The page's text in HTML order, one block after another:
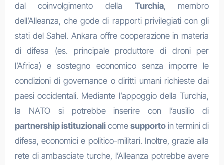
dal coinvolgimento della Turchia, membro
dell’Alleanza, che gode di rapporti privilegiati con gli
stati del Sahel. Ankara offre cooperazione in materia
di difesa (es. principale produttore di droni per
l’Africa) e sostegno economico senza imporre le
condizioni di governance o diritti umani richieste dai
paesi occidentali. Mediante l’appoggio della Turchia,
la NATO si potrebbe inserire con l’ausilio di
partnership istituzionalicomesupporto in termini di
difesa, economici e politico-militari. Inoltre, grazie alla
rete di ambasciate turche, l’Alleanza potrebbe avere